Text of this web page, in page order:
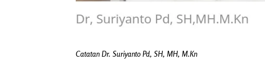
Catatan Dr. Suriyanto Pd, SH, MH, M.Kn